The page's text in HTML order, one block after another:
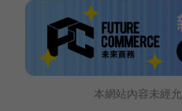
本網站內容未經